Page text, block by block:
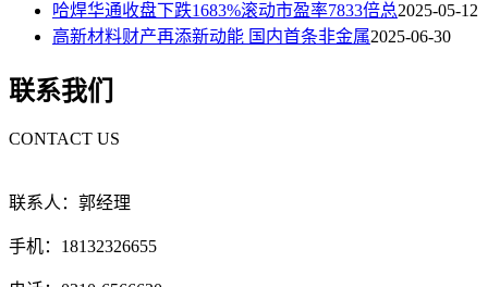
哈焊华通收盘下跌1683%滚动市盈率7833倍总2025-05-12
高新材料财产再添新动能 国内首条非金属2025-06-30
联系我们
CONTACT US
联系人：郭经理
手机：18132326655